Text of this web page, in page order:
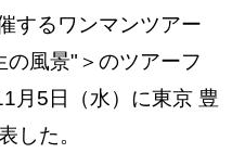
するワンマンツアー
風景"＞のツアーフ
月5日（水）に東京 豊
した。